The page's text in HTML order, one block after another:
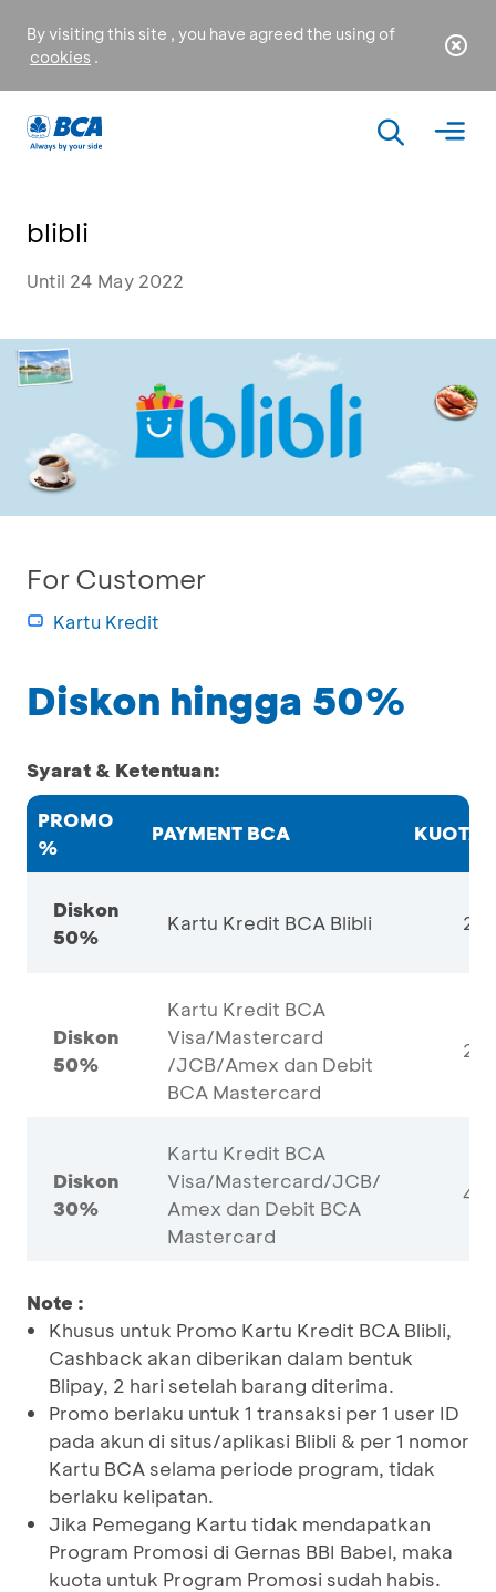
By visiting this site , you have agreed the using of
cookies .
blibli
Until 24 May 2022
For Customer
Kartu Kredit
Diskon hingga 50%
Syarat & Ketentuan:
PROMO
%
PAYMENT BCA KUOTA/
Diskon
50%
Kartu Kredit BCA Blibli 20
Diskon
50%
Kartu Kredit BCA
Visa/Mastercard
/JCB/Amex dan Debit
BCA Mastercard
20
Diskon
30%
Kartu Kredit BCA
Visa/Mastercard/JCB/
Amex dan Debit BCA
Mastercard
40
Note :
Khusus untuk Promo Kartu Kredit BCA Blibli,
Cashback akan diberikan dalam bentuk
Blipay, 2 hari setelah barang diterima.
Promo berlaku untuk 1 transaksi per 1 user ID
pada akun di situs/aplikasi Blibli & per 1 nomor
Kartu BCA selama periode program, tidak
berlaku kelipatan.
Jika Pemegang Kartu tidak mendapatkan
Program Promosi di Gernas BBI Babel, maka
kuota untuk Program Promosi sudah habis.